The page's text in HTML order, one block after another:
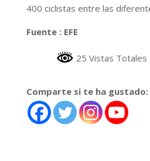
400 ciclistas entre las
Fuente : EFE
25 Vistas Totales
Comparte si te ha gustado: